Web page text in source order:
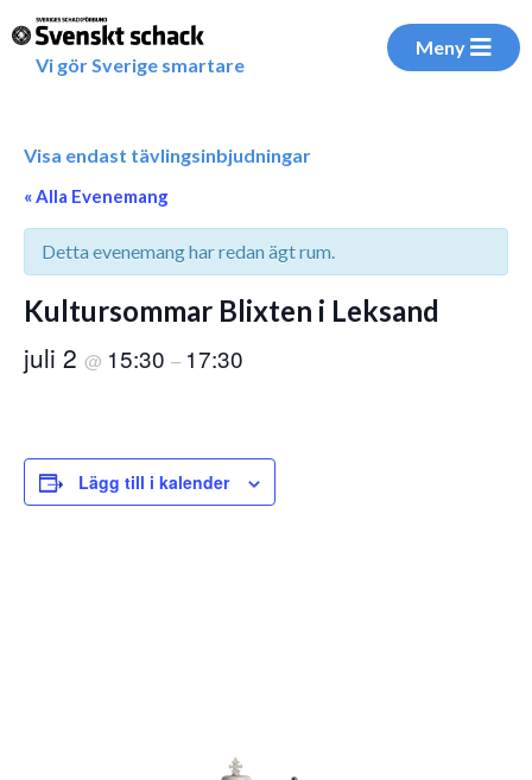
Vi gör Sverige smartare
Meny
Visa endast tävlingsinbjudningar
« Alla Evenemang
Detta evenemang har redan ägt rum.
Kultursommar Blixten i Leksand
juli 2 @ 15:30 – 17:30
Lägg till i kalender